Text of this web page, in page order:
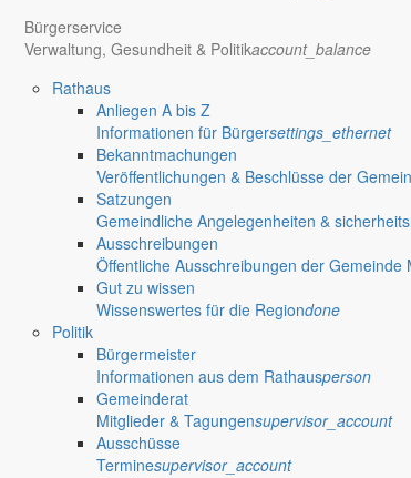
Bürgerservice
Verwaltung, Gesundheit & Politikaccount_balance
Rathaus
Anliegen A bis Z
Informationen für Bürgersettings_ethernet
Bekanntmachungen
Veröffentlichungen & Beschlüsse der
Satzungen
Gemeindliche Angelegenheiten &
Ausschreibungen
Öffentliche Ausschreibungen der Gemeinde
Gut zu wissen
Wissenswertes für die Regiondone
Politik
Bürgermeister
Informationen aus dem Rathausperson
Gemeinderat
Mitglieder & Tagungensupervisor_account
Ausschüsse
Terminesupervisor_account
Deutsch-Paulsdorf e. V.
Pfaffendorf
»
findet am Mittwoch, im Dorfgemeinschaftsraum in der